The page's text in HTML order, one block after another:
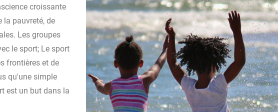
croissante
la pauvreté, de
Les groupes
le sport; Le sport
frontières et de
qu'une simple
est un but dans la